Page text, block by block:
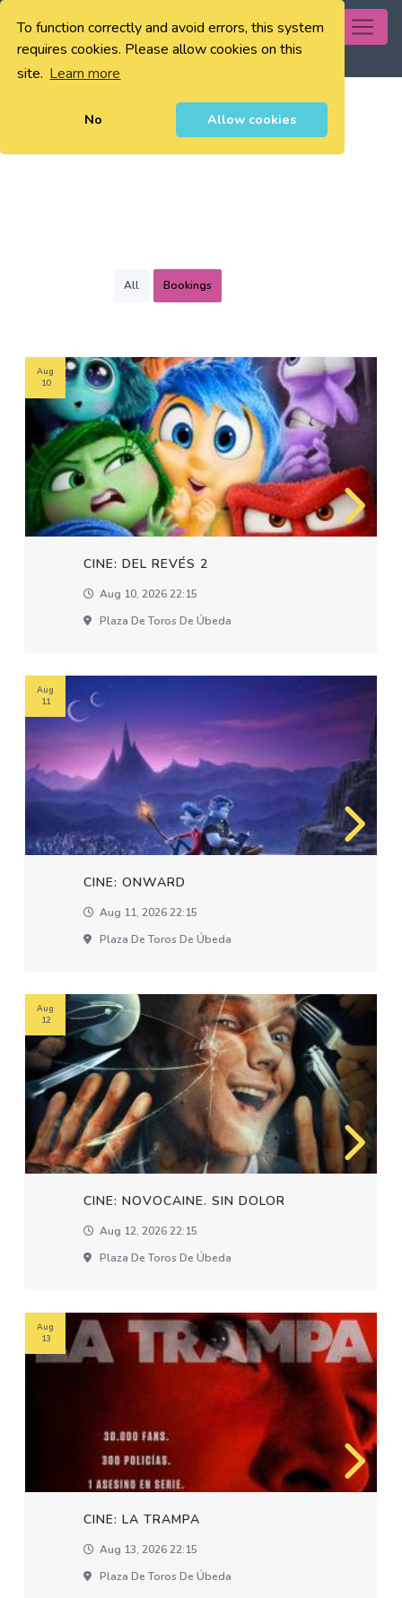
To function correctly and avoid errors, this system
requires cookies. Please allow cookies on this
site. Learn more
No Allow cookies
0
All Bookings
CINE: DEL REVÉS 2
Aug 10, 2026 22:15
Plaza De Toros De Úbeda
Aug
10
CINE: ONWARD
Aug 11, 2026 22:15
Plaza De Toros De Úbeda
Aug
11
CINE: NOVOCAINE. SIN DOLOR
Aug 12, 2026 22:15
Plaza De Toros De Úbeda
Aug
12
CINE: LA TRAMPA
Aug 13, 2026 22:15
Plaza De Toros De Úbeda
Aug
13